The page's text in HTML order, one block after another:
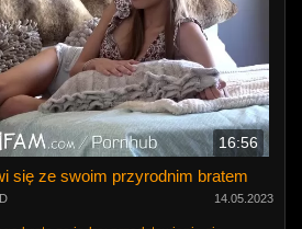
16:56
się ze swoim przyrodnim bratem
14.05.2023